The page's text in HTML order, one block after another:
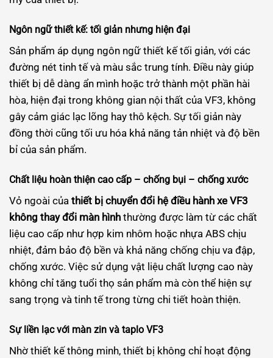
Ngôn ngữ thiết kế: tối giản nhưng hiện đại
Sản phẩm áp dụng ngôn ngữ thiết kế tối giản, với các
đường nét tinh tế và màu sắc trung tính. Điều này giúp
thiết bị dễ dàng ẩn mình hoặc trở thành một phần hài
hòa, hiện đại trong không gian nội thất của VF3, không
gây cảm giác lạc lõng hay thô kệch. Sự tối giản này
đồng thời cũng tối ưu hóa khả năng tản nhiệt và độ bền
bỉ của sản phẩm.
Chất liệu hoàn thiện cao cấp – chống bụi – chống xước
Vỏ ngoài của thiết bị chuyển đổi hệ điều hành xe VF3
không thay đổi màn hình thường được làm từ các chất
liệu cao cấp như hợp kim nhôm hoặc nhựa ABS chịu
nhiệt, đảm bảo độ bền và khả năng chống chịu va đập,
chống xước. Việc sử dụng vật liệu chất lượng cao này
không chỉ tăng tuổi thọ sản phẩm mà còn thể hiện sự
sang trọng và tinh tế trong từng chi tiết hoàn thiện.
Sự liền lạc với màn zin và taplo VF3
Nhờ thiết kế thông minh, thiết bị không chỉ hoạt động